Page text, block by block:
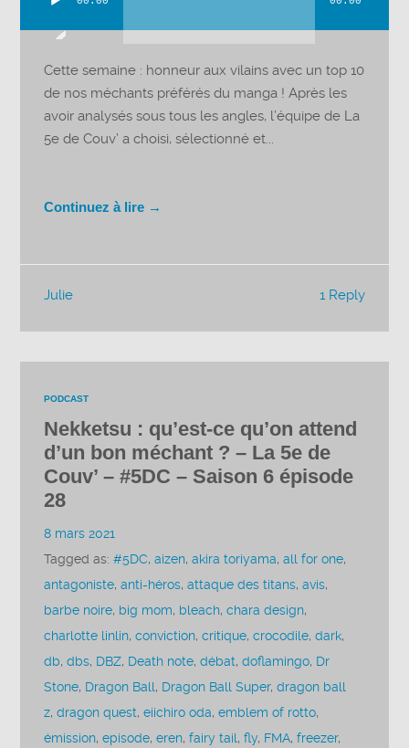
audio
Cette semaine : honneur aux vilains avec un top 10
de nos méchants préférés du manga ! Après les
avoir analysés sous tous les angles, l’équipe de La
5e de Couv’ a choisi, sélectionné et...
Continuez à lire →
1 Reply
Julie
PODCAST
Nekketsu : qu’est-ce qu’on attend
d’un bon méchant ? – La 5e de
Couv’ – #5DC – Saison 6 épisode
28
8 mars 2021
Tagged as:#5DC,aizen,akira toriyama,all for one,
antagoniste,anti-héros,attaque des titans,avis,
barbe noire, big mom, bleach,chara design,
charlotte linlin,conviction,critique,crocodile,dark,
db,dbs, DBZ, Death note,débat,doflamingo, Dr
Stone, Dragon Ball, Dragon Ball Super,dragon ball
z,dragon quest,eiichiro oda,emblem of rotto,
émission,episode,eren,fairy tail,fly, FMA,freezer,